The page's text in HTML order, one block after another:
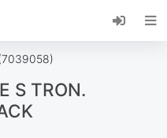
adicione-a
atualizações
S TRON.